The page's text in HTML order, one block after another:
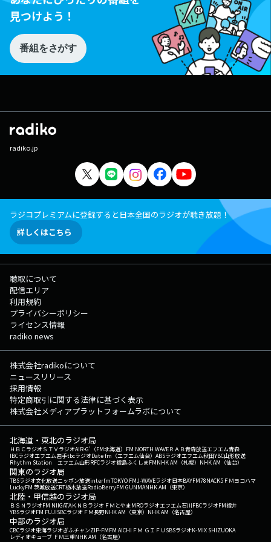
見つけよう！
番組をさがす
radiko.jp
ラジコプレミアムに登録すると日本全国のラジオが聴き放題！
詳しくはこちら
聴取について
配信エリア
利用規約
プライバシーポリシー
ライセンス情報
radiko news
株式会社radikoについて
ニュースリリース
採用情報
特定商取引に関する法律に基づく表示
株式会社メディアプラットフォームラボについて
北海道・東北のラジオ局
ＨＢＣラジオＳＴＶラジオAIR-G'（FM北海道） FM NORTH WAVEＲＡＢ青森放送エフエム青森
IBCラジオエフエム岩手tbcラジオDate fm（エフエム仙台） ABSラジオエフエム秋田YBC山形放送
Rhythm Station エフエム山形RFCラジオ福島ふくしまFMNHK AM（札幌） NHK AM（仙台）
関東のラジオ局
TBSラジオ文化放送ニッポン放送interfmTOKYO FMJ-WAVEラジオ日本BAYFM78NACK5 ＦＭヨコハマ
LuckyFM 茨城放送CRT栃木放送RadioBerryFM GUNMANHK AM（東京）
北陸・甲信越のラジオ局
ＢＳＮラジオFM NIIGATAＫＮＢラジオ ＦＭとやまMROラジオエフエム石川FBCラジオFM福井
YBSラジオFM FUJISBCラジオ ＦＭ長野NHK AM（東京） NHK AM（名古屋）
中部のラジオ局
CBCラジオ東海ラジオぎふチャンZIP-FMFM AICHI ＦＭ ＧＩＦＵ SBSラジオK-MIX SHIZUOKA
レディオキューブ ＦＭ三重NHK AM（名古屋）